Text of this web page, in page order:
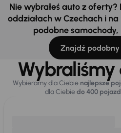
Nie wybrałeś auto z
oddziałach w Czechach i
podobne samochody,
Znajdź podobny
Wybraliśmy
Wybieramy dla Ciebie najlepsze
dla Ciebiedo 400